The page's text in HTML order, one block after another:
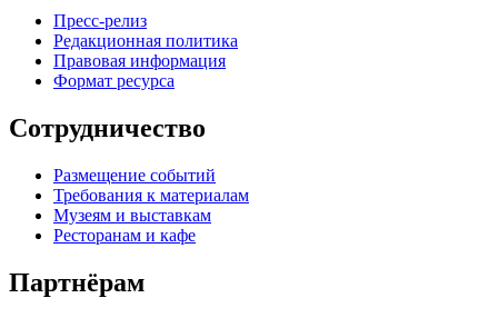
Пресс-релиз
Редакционная политика
Правовая информация
Формат ресурса
Сотрудничество
Размещение событий
Требования к материалам
Музеям и выставкам
Ресторанам и кафе
Партнёрам